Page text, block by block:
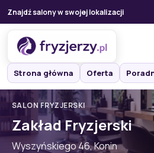
Znajdź salony w swojej lokalizacji
Strona główna Oferta
SALON FRYZJERSKI
Zakład Fryzjerski
Wyszyńskiego 46, Konin